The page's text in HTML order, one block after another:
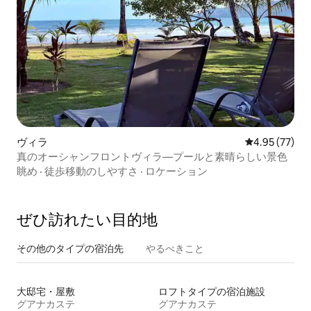
ヴィラ レビュー77
4.95 (77)
真のオーシャンフロントヴィラ—プールと素晴らしい景色
眺め · 徒歩移動のしやすさ · ロケーション
ぜひ訪⁠れ⁠た⁠い目⁠的⁠地
その他のタ⁠イ⁠プ⁠の宿⁠泊⁠先 やるべきこと
大邸宅・屋敷
グアナカステ
ロフトタイプの宿泊施設
グアナカステ